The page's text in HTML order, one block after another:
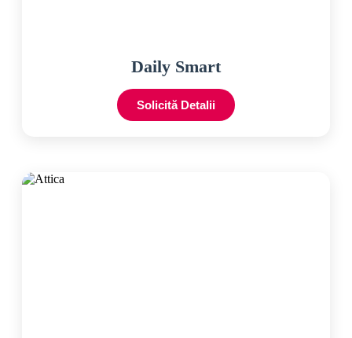
Daily Smart
Solicită Detalii